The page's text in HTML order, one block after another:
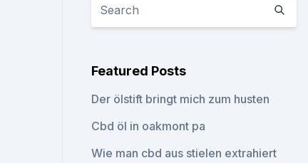
Featured Posts
Der ölstift bringt mich zum husten
Cbd öl in oakmont pa
Wie man cbd aus stielen extrahiert